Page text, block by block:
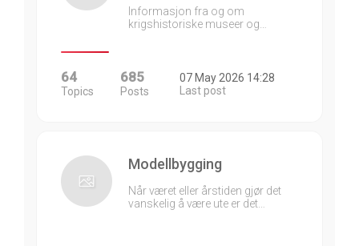
Informasjon fra og om
krigshistoriske museer og…
64
Topics
685
Posts
07 May 2026 14:28
Last post
Modellbygging
Når været eller årstiden gjør det
vanskelig å være ute er det…